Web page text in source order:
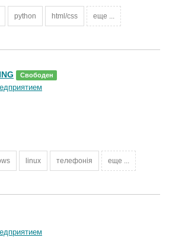
python html/css еще ...
Свободен
linux телефонія еще ...